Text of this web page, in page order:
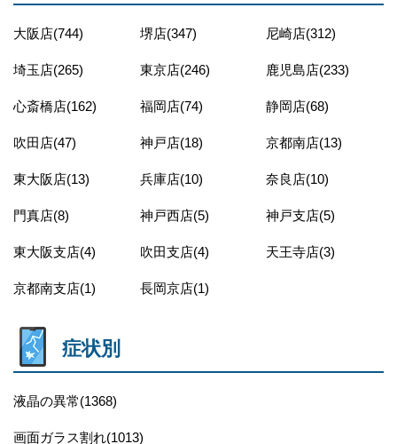
大阪店(744) 堺店(347) 尼崎店(312)
埼玉店(265) 東京店(246) 鹿児島店(233)
心斎橋店(162) 福岡店(74) 静岡店(68)
吹田店(47) 神戸店(18) 京都南店(13)
東大阪店(13) 兵庫店(10) 奈良店(10)
門真店(8) 神戸西店(5) 神戸支店(5)
東大阪支店(4) 吹田支店(4) 天王寺店(3)
京都南支店(1) 長岡京店(1)
症状別
液晶の異常(1368)
画面ガラス割れ(1013)